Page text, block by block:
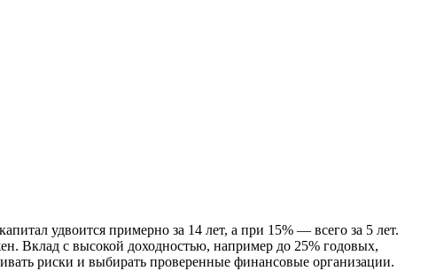
удвоится примерно за 14 лет, а при 15% — всего за 5 лет.
Вклад с высокой доходностью, например до 25% годовых,
риски и выбирать проверенные финансовые организации.